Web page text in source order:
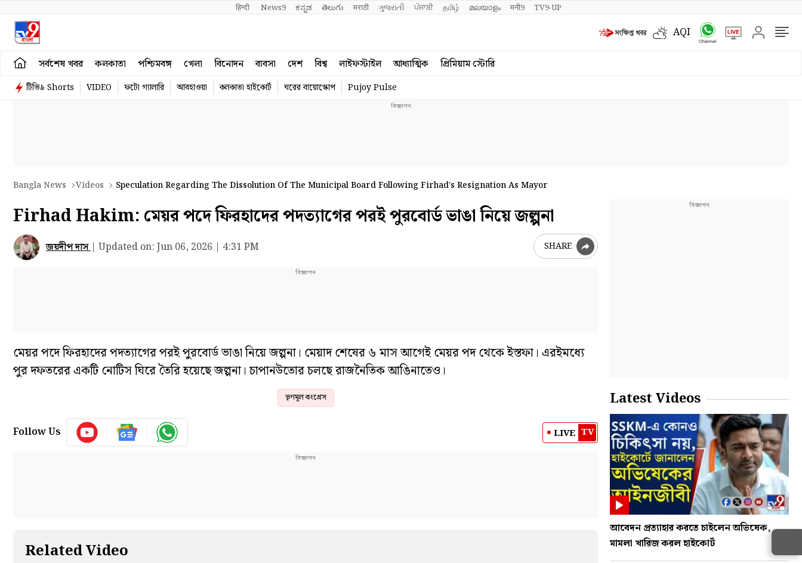
हिन्दी News9 ಕನ್ನಡ తెలుగు मराठी ગુજરાતી ਪੰਜਾਬੀ தமிழ் മലയാളം मनी9 TV9-UP
AQI
সর্বশেষ খবর কলকাতা পশ্চিমবঙ্গ খেলা বিনোদন ব্যবসা দেশ বিশ্ব লাইফস্টাইল আধ্যাত্মিক প্রিমিয়াম স্টোরি
টিভি৯ Shorts VIDEO ফটো গ্যালারি আবহাওয়া কলকাতা হাইকোর্ট ঘরের বায়োস্কোপ Pujoy Pulse
Bangla News Videos Speculation Regarding The Dissolution Of The Municipal Board Following Firhad's Resignation As Mayor
Firhad Hakim: মেয়র পদে ফিরহাদের পদত্যাগের পরই পুরবোর্ড ভাঙা নিয়ে জল্পনা
জয়দীপ দাস| Updated on: Jun 06, 2026 | 4:31 PM SHARE
মেয়র পদে ফিরহাদের পদত্যাগের পরই পুরবোর্ড ভাঙা নিয়ে জল্পনা। মেয়াদ শেষের ৬ মাস আগেই মেয়র পদ থেকে ইস্তফা। এরইমধ্যে
পুর দফতরের একটি নোটিস ঘিরে তৈরি হয়েছে জল্পনা। চাপানউতোর চলছে রাজনৈতিক আঙিনাতেও।
তৃণমূল কংগ্রেস
Follow Us LIVE TV
Related Video
Latest Videos
আবেদন প্রত্যাহার করতে চাইলেন অভিষেক,
মামলা খারিজ করল হাইকোর্ট